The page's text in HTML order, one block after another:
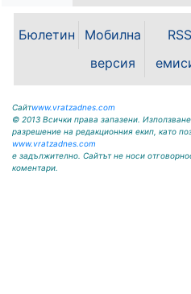
бъде открит градския
носи името на
Илия...
Бюлетин
Мобилна
версия
RSS
Сайтwww.vratzadnes.com
© 2013 Всички права запазени.
разрешение на редакционния екип, като
www.vratzadnes.com
е задължително. Сайтът не носи
коментари.